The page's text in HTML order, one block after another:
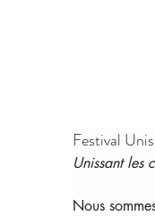
Festival
Unissant les
Nous